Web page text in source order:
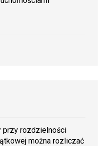
przy rozdzielności
można rozliczać